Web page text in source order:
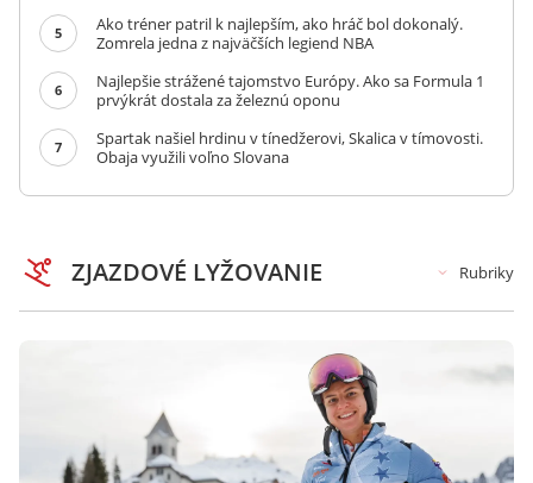
5
Ako tréner patril k najlepším, ako hráč bol dokonalý.
Zomrela jedna z najväčších legiend NBA
6
Najlepšie strážené tajomstvo Európy. Ako sa Formula 1
prvýkrát dostala za železnú oponu
7
Spartak našiel hrdinu v tínedžerovi, Skalica v tímovosti.
Obaja využili voľno Slovana
ZJAZDOVÉ LYŽOVANIE Rubriky